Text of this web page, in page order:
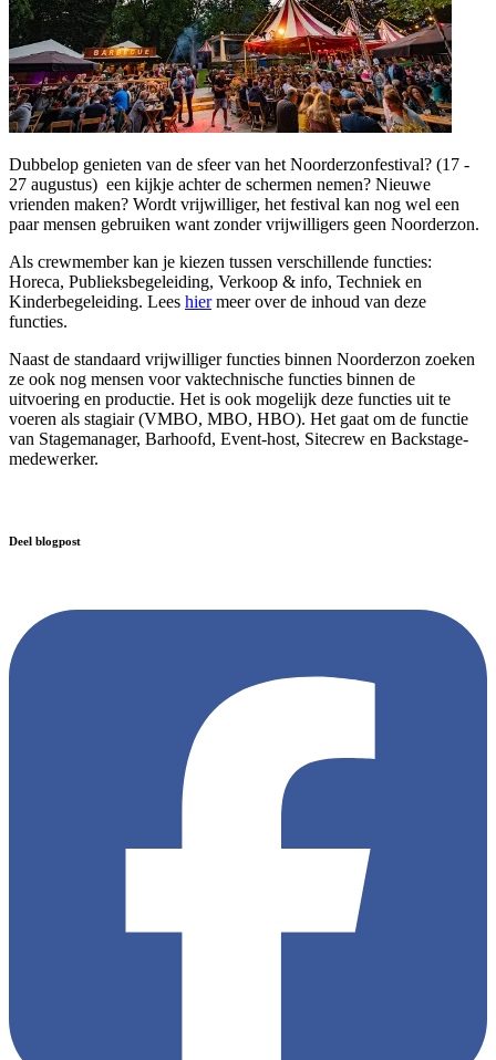
Dubbelop genieten van de sfeer van het Noorderzonfestival? (17 -
27 augustus) een kijkje achter de schermen nemen? Nieuwe
vrienden maken? Wordt vrijwilliger, het festival kan nog wel een
paar mensen gebruiken want zonder vrijwilligers geen Noorderzon.
Als crewmember kan je kiezen tussen verschillende functies:
Horeca, Publieksbegeleiding, Verkoop & info, Techniek en
Kinderbegeleiding. Lees hiermeer over de inhoud van deze
functies.
Naast de standaard vrijwilliger functies binnen Noorderzon zoeken
ze ook nog mensen voor vaktechnische functies binnen de
uitvoering en productie. Het is ook mogelijk deze functies uit te
voeren als stagiair (VMBO, MBO, HBO). Het gaat om de functie
van Stagemanager, Barhoofd, Event-host, Sitecrew en Backstage-
medewerker.
Deel blogpost